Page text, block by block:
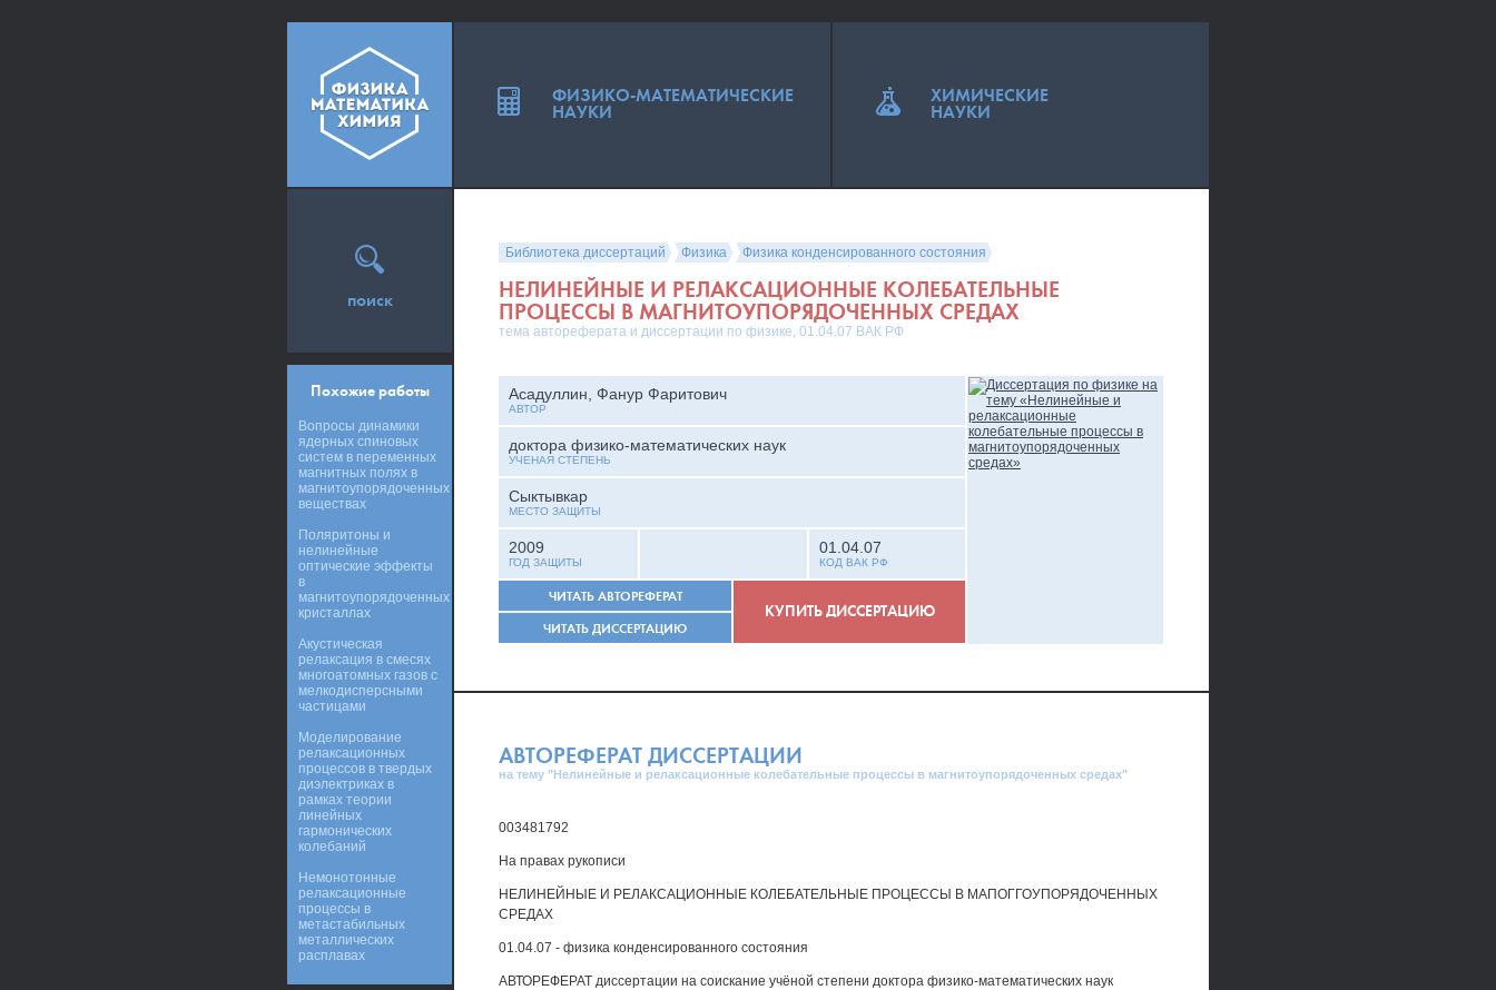
Библиотека диссертаций Физика Физика конденсированного состояния
НЕЛИНЕЙНЫЕ И РЕЛАКСАЦИОННЫЕ КОЛЕБАТЕЛЬНЫЕ
ПРОЦЕССЫ В МАГНИТОУПОРЯДОЧЕННЫХ СРЕДАХ
тема автореферата и диссертации по физике, 01.04.07 ВАК РФ
Асадуллин, Фанур Фаритович
АВТОР
доктора физико-математических наук
УЧЕНАЯ СТЕПЕНЬ
Сыктывкар
МЕСТО ЗАЩИТЫ
2009
ГОД ЗАЩИТЫ
01.04.07
КОД ВАК РФ
ЧИТАТЬ АВТОРЕФЕРАТ
ЧИТАТЬ ДИССЕРТАЦИЮ
КУПИТЬ ДИССЕРТАЦИЮ
АВТОРЕФЕРАТ ДИССЕРТАЦИИ
на тему "Нелинейные и релаксационные колебательные процессы в магнитоупорядоченных средах"
003481792
На правах рукописи
НЕЛИНЕЙНЫЕ И РЕЛАКСАЦИОННЫЕ КОЛЕБАТЕЛЬНЫЕ ПРОЦЕССЫ В МАПОГГОУПОРЯДОЧЕННЫХ
СРЕДАХ
01.04.07 - физика конденсированного состояния
АВТОРЕФЕРАТ диссертации на соискание учёной степени доктора физико-математических наук
поиск
Похожие работы
Вопросы динамики
ядерных спиновых
систем в переменных
магнитных полях в
магнитоупорядоченных
веществах
Поляритоны и
нелинейные
оптические эффекты
в
магнитоупорядоченных
кристаллах
Акустическая
релаксация в смесях
многоатомных газов с
мелкодисперсными
частицами
Моделирование
релаксационных
процессов в твердых
диэлектриках в
рамках теории
линейных
гармонических
колебаний
Немонотонные
релаксационные
процессы в
метастабильных
металлических
расплавах
ФИЗИКО-МАТЕМАТИЧЕСКИЕ
НАУКИ
ХИМИЧЕСКИЕ
НАУКИ